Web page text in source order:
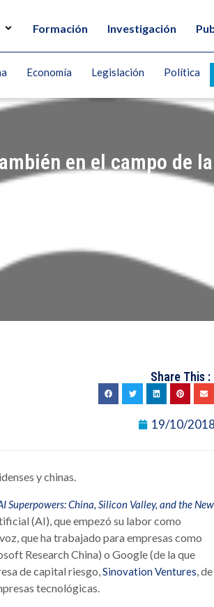
Formación Investigación
Economía Legislación Política
en el campo de
Share This :
19/10/2018
y chinas.
Superpowers: China, Silicon Valley, and the New
(AI), que empezó su labor como
que ha trabajado para empresas como
Research China) o Google (de la que
de capital riesgo,Sinovation Ventures, de
tecnológicas.